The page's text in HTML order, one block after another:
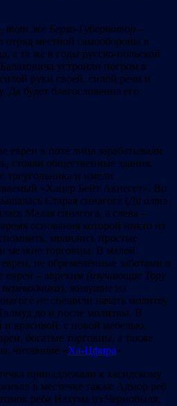
тот же Берко-Губернатор –
отряд местной самообороны в
а та же в годы русско-польской
устроили погром в
руки своей, силой речи и
Да будет благословенна его
евреи в поте лица зарабатывали
стояли общественные здания.
треугольника и имели
«Хацер Бейт Акнесет». Во
Старая синагога (Ди алтэ
Малая синагога, а слева –
основания которой никто из
молились простые
мелкие торговцы. В малой
не обременённые заботами о
евреи – аврехим (изучающие Тору
переводчика), живущие на
не спешили начать молитву
до и после молитвы. В
и красивой, с новой мебелью,
богатые торговцы, а также
читавшие «Ха-Цфира».
принадлежали к хасидскому
в местечке также Адмор реб
реба Нахума из Чернобыля.